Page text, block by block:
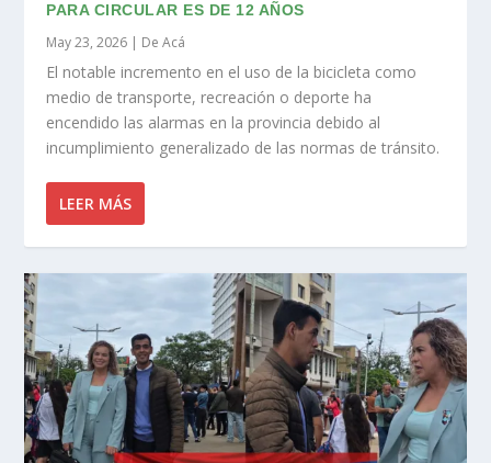
PARA CIRCULAR ES DE 12 AÑOS
May 23, 2026 | De Acá
El notable incremento en el uso de la bicicleta como
medio de transporte, recreación o deporte ha
encendido las alarmas en la provincia debido al
incumplimiento generalizado de las normas de tránsito.
LEER MÁS